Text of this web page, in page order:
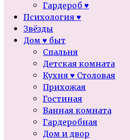
Гардероб ♥
Психология ♥
Звёзды
Дом ♥ быт
Спальня
Детская комната
Кухня ♥ Столовая
Прихожая
Гостиная
Ванная комната
Гардеробная
Дом и двор